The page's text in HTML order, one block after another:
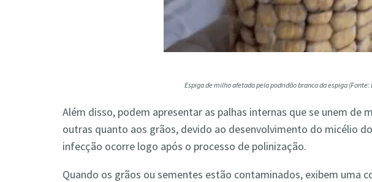
Espiga de milho afetada pela podridão branca da espiga (Fonte:
Além disso, podem apresentar as palhas internas que se unem de
outras quanto aos grãos, devido ao desenvolvimento do micélio
infecção ocorre logo após o processo de polinização.
Quando os grãos ou sementes estão contaminados, exibem uma